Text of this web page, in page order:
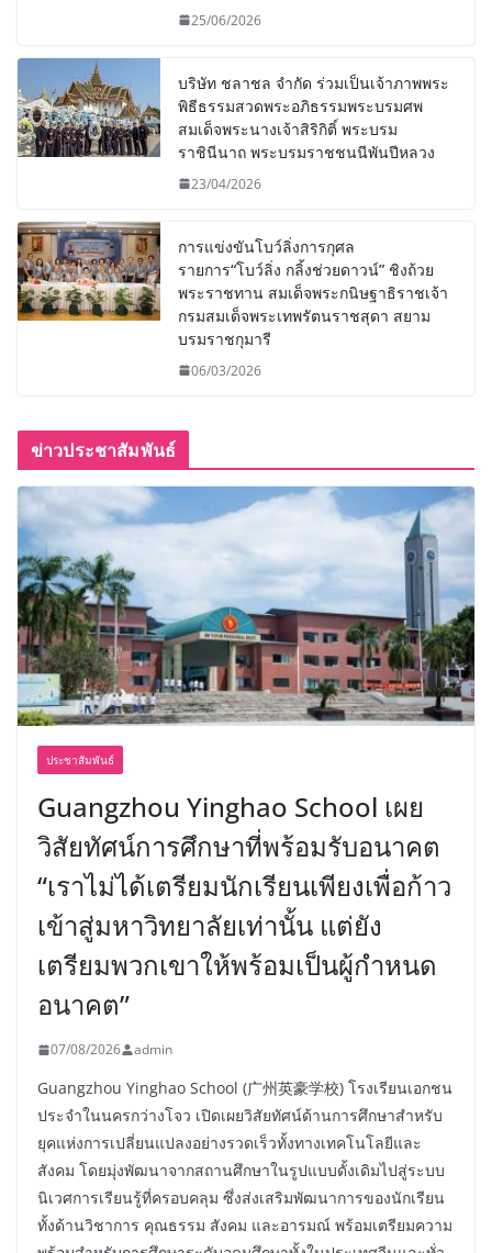
25/06/2026
บริษัท ชลาชล จำกัด ร่วมเป็นเจ้าภาพพระ
พิธีธรรมสวดพระอภิธรรมพระบรมศพ
สมเด็จพระนางเจ้าสิริกิติ์ พระบรม
ราชินีนาถ พระบรมราชชนนีพันปีหลวง
23/04/2026
การแข่งขันโบว์ลิ่งการกุศล
รายการ“โบว์ลิ่ง กลิ้งช่วยดาวน์” ชิงถ้วย
พระราชทาน สมเด็จพระกนิษฐาธิราชเจ้า
กรมสมเด็จพระเทพรัตนราชสุดา สยาม
บรมราชกุมารี
06/03/2026
ข่าวประชาสัมพันธ์
ประชาสัมพันธ์
Guangzhou Yinghao School เผย
วิสัยทัศน์การศึกษาที่พร้อมรับอนาคต
“เราไม่ได้เตรียมนักเรียนเพียงเพื่อก้าว
เข้าสู่มหาวิทยาลัยเท่านั้น แต่ยัง
เตรียมพวกเขาให้พร้อมเป็นผู้กำหนด
อนาคต”
07/08/2026 admin
Guangzhou Yinghao School (广州英豪学校) โรงเรียนเอกชน
ประจำในนครกว่างโจว เปิดเผยวิสัยทัศน์ด้านการศึกษาสำหรับ
ยุคแห่งการเปลี่ยนแปลงอย่างรวดเร็วทั้งทางเทคโนโลยีและ
สังคม โดยมุ่งพัฒนาจากสถานศึกษาในรูปแบบดั้งเดิมไปสู่ระบบ
นิเวศการเรียนรู้ที่ครอบคลุม ซึ่งส่งเสริมพัฒนาการของนักเรียน
ทั้งด้านวิชาการ คุณธรรม สังคม และอารมณ์ พร้อมเตรียมความ